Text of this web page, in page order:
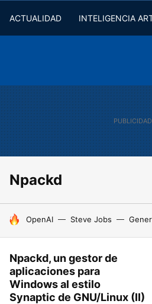
ACTUALIDAD INTELIGENCIA
Npackd
HOY SE HABLA DE
OpenAI Steve Jobs
Npackd, un gestor de
aplicaciones para
Windows al estilo
Synaptic de GNU/Linux (II)